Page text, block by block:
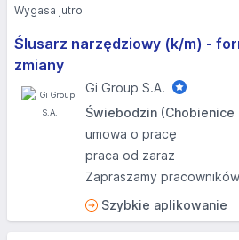
Ślusarz narzędziowy (k/m) -
zmiany
Gi Group S.A.
Świebodzin (Chobienice
umowa o pracę
praca od zaraz
Zapraszamy
Szybkie aplikowanie
Wygasa jutro